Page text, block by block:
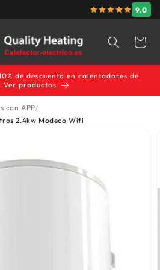
Garantía del mejor precio
9.0
Carrito
de descuento en calentadores de
Ver productos
con APP
2.4kw Modeco Wifi